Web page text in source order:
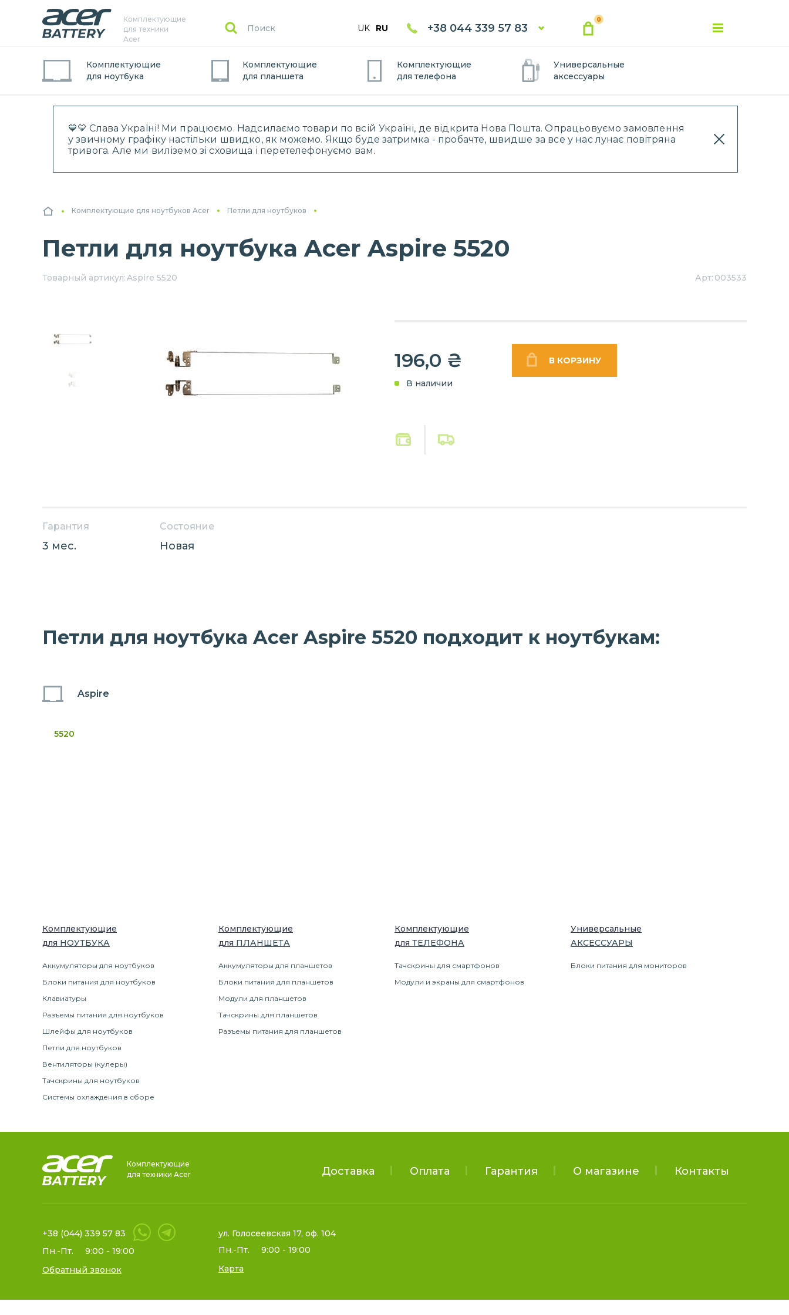
💙💛 Слава УкраЇні! Ми працюємо. Надсилаємо товари по всій Україні, де відкрита Нова Пошта. Опрацьовуємо замовлення
у звичному графіку настільки швидко, як можемо. Якщо буде затримка - пробачте, швидше за все у нас лунає повітряна
тривога. Але ми виліземо зі сховища і перетелефонуємо вам.
Комплектующие
для техники
Acer
UK RU +38 044 339 57 83
0
Комплектующие
для ноутбука
Комплектующие
для планшета
Комплектующие
для телефона
Универсальные
аксессуары
Комплектующие для ноутбуков Acer Петли для ноутбуков
Петли для ноутбука Acer Aspire 5520
Товарный артикул:Aspire 5520 Арт: 003533
196,0 ₴
В наличии
Гарантия
3 мес.
Состояние
Новая
Петли для ноутбука Acer Aspire 5520 подходит к ноутбукам:
Aspire
5520
Комплектующие
для НОУТБУКА
Аккумуляторы для ноутбуков
Блоки питания для ноутбуков
Клавиатуры
Разъемы питания для ноутбуков
Шлейфы для ноутбуков
Петли для ноутбуков
Вентиляторы (кулеры)
Тачскрины для ноутбуков
Системы охлаждения в сборе
Комплектующие
для ПЛАНШЕТА
Аккумуляторы для планшетов
Блоки питания для планшетов
Модули для планшетов
Тачскрины для планшетов
Разъемы питания для планшетов
Комплектующие
для ТЕЛЕФОНА
Тачскрины для смартфонов
Модули и экраны для смартфонов
Универсальные
АКСЕССУАРЫ
Блоки питания для мониторов
Комплектующие
для техники Acer
Доставка Оплата Гарантия О магазине Контакты
+38 (044) 339 57 83
Пн.-Пт.
9:00 - 19:00
Обратный звонок
ул. Голосеевская 17, оф. 104
Пн.-Пт.
9:00 - 19:00
Карта